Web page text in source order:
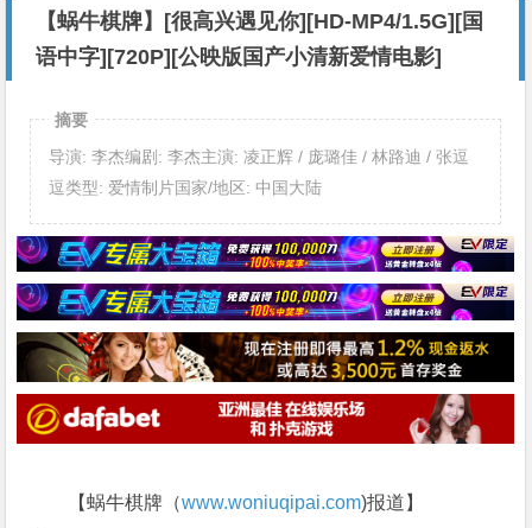
【蜗牛棋牌】[很高兴遇见你][HD-MP4/1.5G][国
语中字][720P][公映版国产小清新爱情电影]
摘要
导演: 李杰编剧: 李杰主演: 凌正辉 / 庞璐佳 / 林路迪 / 张逗
逗类型: 爱情制片国家/地区: 中国大陆
【蜗牛棋牌（www.woniuqipai.com)报道】